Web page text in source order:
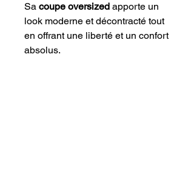
Sa coupe oversized apporte un
look moderne et décontracté tout
en offrant une liberté et un confort
absolus.